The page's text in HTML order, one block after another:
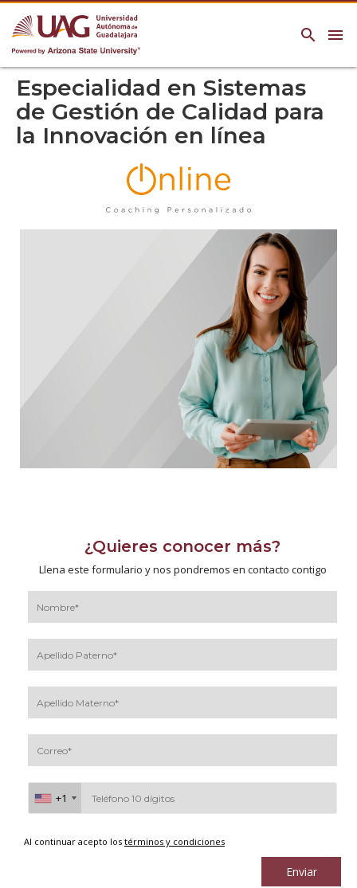
menu
search
Especialidad en Sistemas
de Gestión de Calidad para
la Innovación en línea
¿Quieres conocer más?
Llena este formulario y nos pondremos en contacto contigo
+1
+1
Al continuar acepto los términos y condiciones
Enviar